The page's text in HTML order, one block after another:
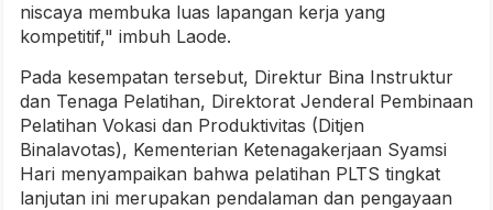
niscaya membuka luas lapangan kerja yang
kompetitif," imbuh Laode.
Pada kesempatan tersebut, Direktur Bina Instruktur
dan Tenaga Pelatihan, Direktorat Jenderal Pembinaan
Pelatihan Vokasi dan Produktivitas (Ditjen
Binalavotas), Kementerian Ketenagakerjaan Syamsi
Hari menyampaikan bahwa pelatihan PLTS tingkat
lanjutan ini merupakan pendalaman dan pengayaan